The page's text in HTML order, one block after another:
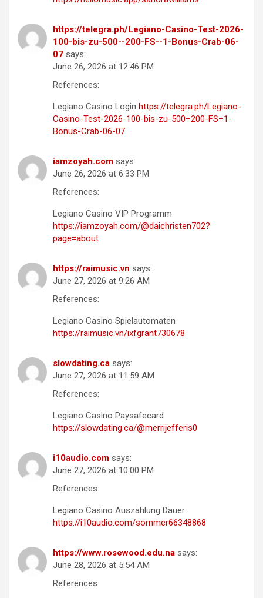
https://telegra.ph/Legiano-Casino-Test-2026-
100-bis-zu-500--200-FS--1-Bonus-Crab-06-
07 says:
June 26, 2026 at 12:46 PM
References:
Legiano Casino Login https://telegra.ph/Legiano-
Casino-Test-2026-100-bis-zu-500–200-FS–1-
Bonus-Crab-06-07
iamzoyah.com says:
June 26, 2026 at 6:33 PM
References:
Legiano Casino VIP Programm
https://iamzoyah.com/@daichristen702?
page=about
https://raimusic.vn says:
June 27, 2026 at 9:26 AM
References:
Legiano Casino Spielautomaten
https://raimusic.vn/ixfgrant730678
slowdating.ca says:
June 27, 2026 at 11:59 AM
References:
Legiano Casino Paysafecard
https://slowdating.ca/@merrijefferis0
i10audio.com says:
June 27, 2026 at 10:00 PM
References:
Legiano Casino Auszahlung Dauer
https://i10audio.com/sommer66348868
https://www.rosewood.edu.na says:
June 28, 2026 at 5:54 AM
References: